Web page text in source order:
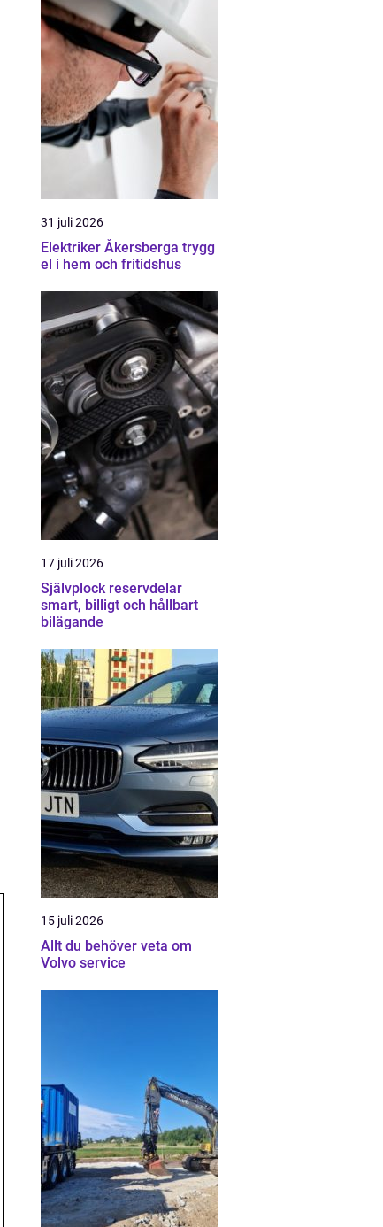
31 juli 2026
Elektriker Åkersberga trygg
el i hem och fritidshus
17 juli 2026
Självplock reservdelar
smart, billigt och hållbart
bilägande
15 juli 2026
Allt du behöver veta om
Volvo service